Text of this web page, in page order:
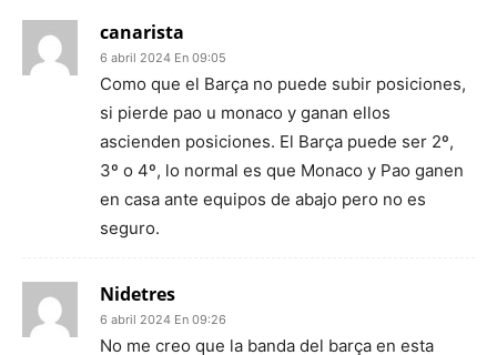
canarista
6 abril 2024 En 09:05
Como que el Barça no puede subir posiciones,
si pierde pao u monaco y ganan ellos
ascienden posiciones. El Barça puede ser 2º,
3º o 4º, lo normal es que Monaco y Pao ganen
en casa ante equipos de abajo pero no es
seguro.
Nidetres
6 abril 2024 En 09:26
No me creo que la banda del barça en esta